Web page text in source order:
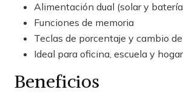
Alimentación dual (solar y
Funciones de memoria
Teclas de porcentaje y cambio
Ideal para oficina, escuela y hogar
Beneficios